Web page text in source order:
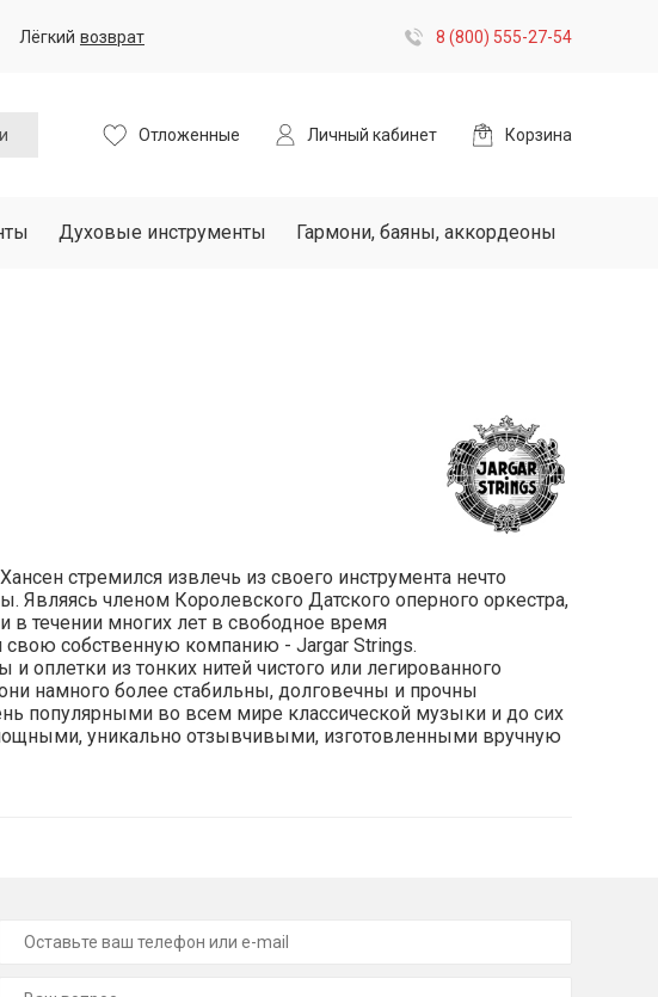
Лёгкий возврат 8 (800) 555-27-54
Отложенные Личный кабинет Корзина
Духовые инструменты Гармони, баяны, аккордеоны
стремился извлечь из своего инструмента нечто
членом Королевского Датского оперного оркестра,
в течении многих лет в свободное время
свою собственную компанию - Jargar Strings.
оплетки из тонких нитей чистого или легированного
намного более стабильны, долговечны и прочны
популярными во всем мире классической музыки и до сих
уникально отзывчивыми, изготовленными вручную